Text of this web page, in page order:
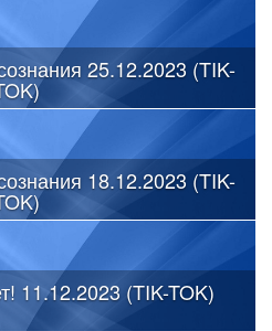
25.12.2023 (TIK-
18.12.2023 (TIK-
11.12.2023 (TIK-TOK)